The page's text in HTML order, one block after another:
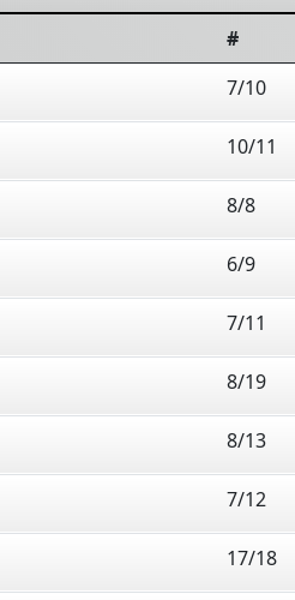
#
7/10
10/11
8/8
6/9
7/11
8/19
8/13
7/12
17/18